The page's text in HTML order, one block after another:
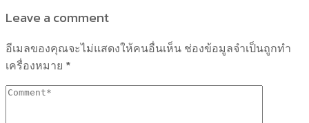
Leave a comment
อีเมลของคุณจะไม่แสดงให้คนอื่นเห็น ช่องข้อมูลจำเป็นถูกทำ
เครื่องหมาย *